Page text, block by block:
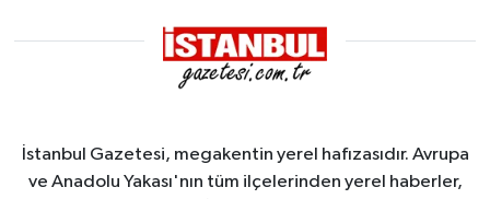
İstanbul Gazetesi, megakentin yerel hafızasıdır. Avrupa
ve Anadolu Yakası'nın tüm ilçelerinden yerel haberler,